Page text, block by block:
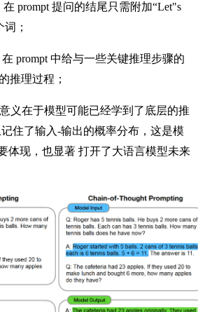
在 prompt 提问的结尾只需附加“Let"s
词；
在 prompt 中给与一些关键推理步骤的
推理过程；
义在于模型可能已经学到了底层的推
住了输入-输出的概率分布，这是模
体现，也显著 打开了大语言模型未来